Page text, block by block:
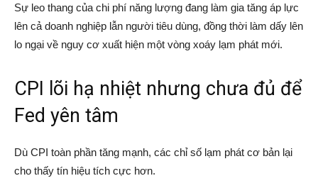
Sự leo thang của chi phí năng lượng đang làm gia tăng áp lực
lên cả doanh nghiệp lẫn người tiêu dùng, đồng thời làm dấy lên
lo ngại về nguy cơ xuất hiện một vòng xoáy lạm phát mới.
CPI lõi hạ nhiệt nhưng chưa đủ để
Fed yên tâm
Dù CPI toàn phần tăng mạnh, các chỉ số lạm phát cơ bản lại
cho thấy tín hiệu tích cực hơn.